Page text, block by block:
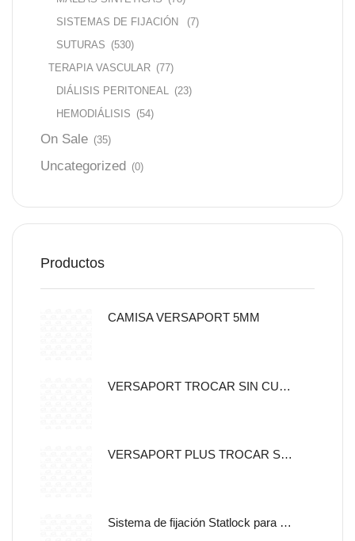
SISTEMAS DE FIJACIÓN
(7)
SUTURAS (530)
TERAPIA VASCULAR (77)
DIÁLISIS PERITONEAL
(23)
HEMODIÁLISIS (54)
On Sale (35)
Uncategorized (0)
Productos
CAMISA VERSAPORT 5MM
VERSAPORT TROCAR SIN CUCHILLA CON CANULA DE FIJACION 5MM
VERSAPORT PLUS TROCAR SIN CUCHILLA CON CANULA DE
Sistema de fijación Statlock para sonda nasogástrica y sondas de alimentación enteral, tamaño pediátrico, auto adherible.